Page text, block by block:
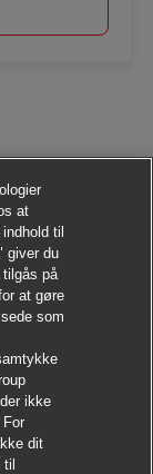
at
til
giver du
på
at gøre
som
ikke
dit